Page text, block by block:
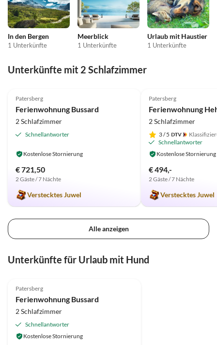
In den Bergen
1 Unterkünfte
Meerblick
1 Unterkünfte
Urlaub mit Haustier
1 Unterkünfte
Unterkünfte mit 2 Schlafzimmer
Patersberg
Ferienwohnung Bussard
2 Schlafzimmer
Schnellantworter
Kostenlose Stornierung
€ 721,50
2 Gäste / 7 Nächte
Verstecktes Juwel
Patersberg
Ferienwohnung
2 Schlafzimmer
3/ 5
Schnellantworter
Kostenlose Stornierung
€ 494,-
2 Gäste / 7 Nächte
Verstecktes Juwel
Alle anzeigen
Unterkünfte für Urlaub mit Hund
Patersberg
Ferienwohnung Bussard
2 Schlafzimmer
Schnellantworter
Kostenlose Stornierung